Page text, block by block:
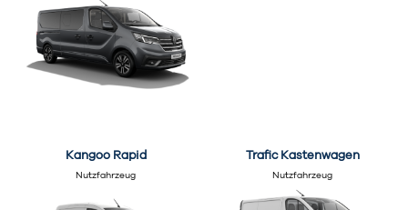
Kangoo Rapid
Nutzfahrzeug
Trafic Kastenwagen
Nutzfahrzeug